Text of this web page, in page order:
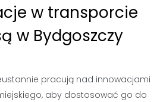
w transporcie
w Bydgoszczy
pracują nad innowacjami
aby dostosować go do